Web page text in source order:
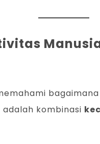
kombinasi